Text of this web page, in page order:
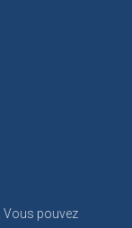
Vous pouvez